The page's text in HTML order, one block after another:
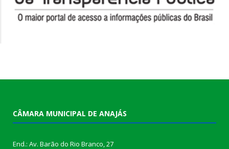
CÂMARA MUNICIPAL DE ANAJÁS
End.: Av. Barão do Rio Branco, 27